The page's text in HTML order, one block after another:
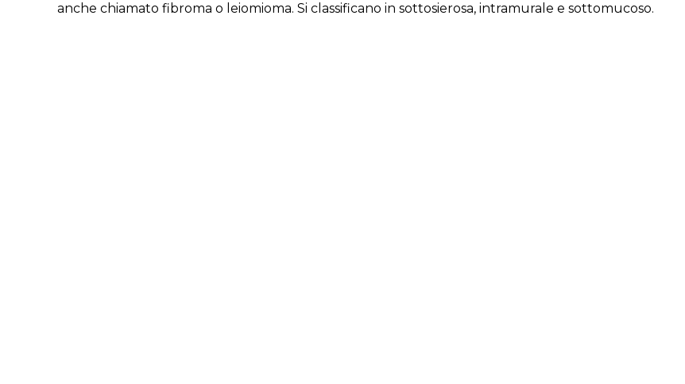
anche chiamato fibroma o leiomioma. Si classificano in sottosierosa, intramurale e sottomucoso.